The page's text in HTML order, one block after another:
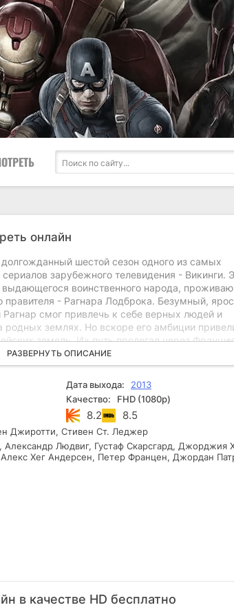
онлайн
шестой сезон одного из самых
зарубежного телевидения - Викинги.
воинственного народа,
правителя - Рагнара Лодброка. Безумный,
смог привлечь к себе верных людей и
родных землях. Но вскоре его амбиции
земель. Их путь пролегал через
богатствами одной из самых мощных стран
английские армии остановить викингов, даже
бесполезным для защиты. Бесстрашные герои
европейский континент и создали немало
Европы. Продолжение истории обещает
На этот раз главный герой отправится на
товарищами. Его судьба переплетется с
которого исполнит талантливый российский
образом разворотится новый сезон этого
пока нераскрытой.
РАЗВЕРНУТЬ ОПИСАНИЕ
Дата выхода:
2013
Качество:
FHD (1080p)
8.2 8.5
Джиротти, Стивен Ст. Леджер
Александр Людвиг, Густаф Скарсгард, Джорджия
Хег Андерсен, Петер Францен, Джордан
в качестве HD бесплатно